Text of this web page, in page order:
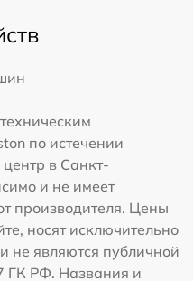
по истечении
в Санкт-
и не имеет
производителя. Цены
носят исключительно
не являются публичной
ГК РФ. Названия и